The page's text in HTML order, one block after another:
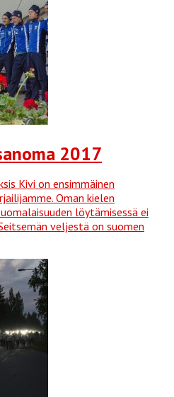
2017
Kivi on ensimmäinen
Oman kielen
löytämisessä ei
veljestä on suomen